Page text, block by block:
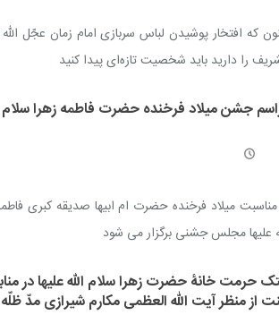
که افتخار پوشیدن لباس سربازی امام زمان عجّل
را دارید باید شخصیت تازه‌ای پیدا کنید
جشن میلاد فرخنده حضرت فاطمه زهرا سلام
میلاد فرخنده حضرت ام ابیها صدیقه کبری
علیها مجلس جشنی برگزار می شود
حرمت خانۀ حضرت زهرا سلام الله علیها در
از منظر آیت الله العظمی مکارم شیرازی مدّ ظلّه